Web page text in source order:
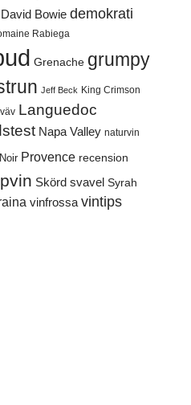
David Bowie demokrati
Rabiega
Grenache grumpy
Jeff Beck King Crimson
Languedoc
Napa Valley naturvin
Provence recension
Skörd svavel Syrah
vinfrossa vintips